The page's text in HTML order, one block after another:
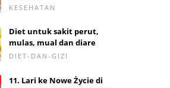
KESEHATAN
Diet untuk sakit perut,
mulas, mual dan diare
DIET-DAN-GIZI
11. Lari ke Nowe Życie di